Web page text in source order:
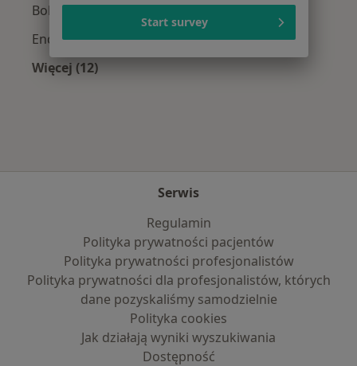
Bolesne miesiączkowanie w Świebodzicach
Endometrioza w Świebodzicach
Więcej (12)
Serwis
Regulamin
Polityka prywatności pacjentów
Polityka prywatności profesjonalistów
Polityka prywatności dla profesjonalistów, których
dane pozyskaliśmy samodzielnie
Polityka cookies
Jak działają wyniki wyszukiwania
Dostępność
Start survey